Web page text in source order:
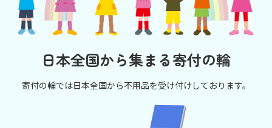
日本全国から集まる寄付の輪
寄付の輪では日本全国から不用品を受け付けしております。